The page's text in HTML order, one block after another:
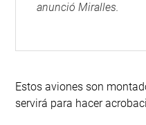
anunció Miralles.
Estos aviones son
servirá para hacer